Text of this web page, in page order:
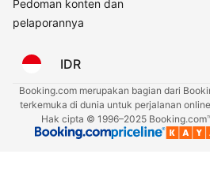
Pedoman konten dan
pelaporannya
IDR
Booking.com merupakan bagian dari
terkemuka di dunia untuk perjalanan
Hak cipta © 1996–2025